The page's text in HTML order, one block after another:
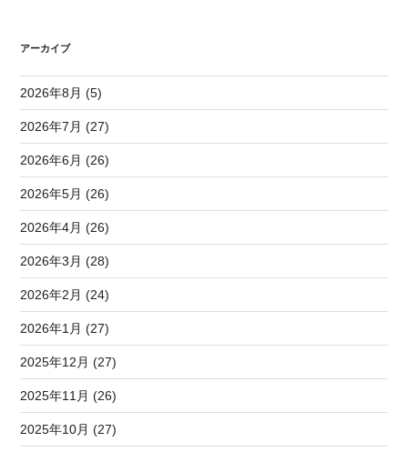
アーカイブ
2026年8月 (5)
2026年7月 (27)
2026年6月 (26)
2026年5月 (26)
2026年4月 (26)
2026年3月 (28)
2026年2月 (24)
2026年1月 (27)
2025年12月 (27)
2025年11月 (26)
2025年10月 (27)